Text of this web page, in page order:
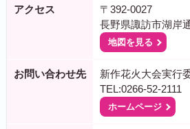
アクセス
〒392-0027
長野県諏訪市湖岸
地図を見る
お問い合わせ先
新作花火大会実行
TEL:0266-52-2111
ホームページ